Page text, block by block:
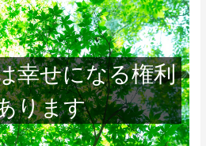
幸せになる権利
ります